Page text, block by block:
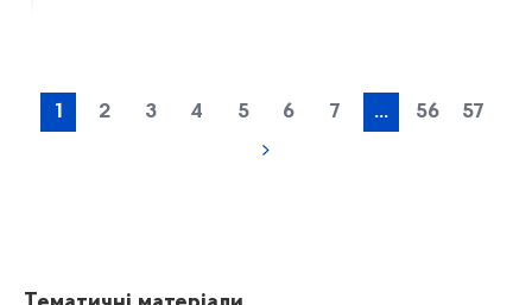
1 2 3 4 5 6 7 ... 56 57